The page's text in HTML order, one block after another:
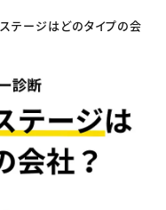
テージはどのタイプの会